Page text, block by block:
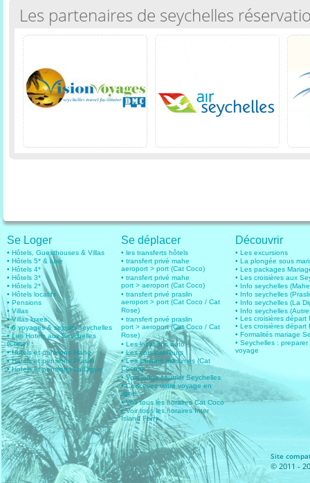
Les partenaires de seychelles
Se Loger
• Hôtels, Guesthouses & Villas
• Hôtels 5* & luxe
• Hôtels 4*
• Hôtels 3*
• Hôtels 2*
• Hôtels locatifs
• Pensions
• Villas
• Villas luxes
• 6 voyages & sejours seychelles
• Les Hotels aux Seychelles
(Carte)
• Hotels et pensions Mahe
• Hotels et pensions Praslin
• Hotels et pensions La Digue
Se déplacer
• les transferts hôtels
• transfert privé mahe
aeroport > port (Cat Coco)
• transfert privé mahe
port > aeroport (Cat Coco)
• transfert privé praslin
aeroport > port (Cat Coco / Cat
Rose)
• transfert privé praslin
port > aeroport (Cat Coco / Cat
Rose)
• Les locations auto
• Les vols intérieurs
• Les liaisons maritimes (Cat
Cocos)
• Vols longs courrier Seychelles
• Concevez votre voyage en
ligne
• Voir tous les horaires Cat Coco
• Voir tous les horaires Inter
Island Ferry
Découvrir
• Les excursions
• La plongée sous
• Les packages
• Les croisières aux
• Info seychelles
• Info seychelles
• Info seychelles (La
• Info seychelles
• Les croisières départ
• Les croisières départ
• Formalités mariage
• Seychelles : preparer
voyage
Site
© 2011 -